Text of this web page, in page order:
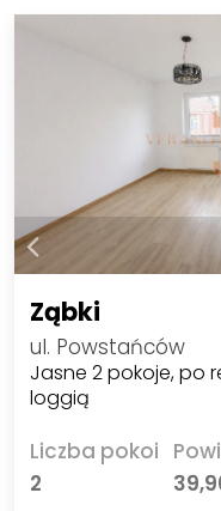
Ząbki
ul. Powstańców
Jasne 2 pokoje, po
loggią
Liczba pokoi
2